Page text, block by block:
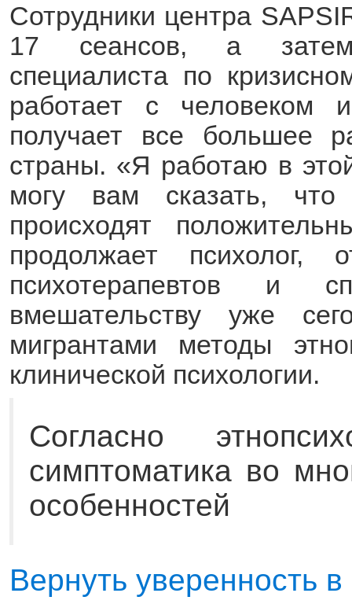
Сотрудники центра
17 сеансов, а затем
специалиста по
работает с человеком
получает все большее
страны. «Я работаю в
могу вам сказать,
происходят
продолжает психолог,
психотерапевтов и
вмешательству уже
мигрантами методы
клинической психологии.
Согласно
симптоматика во
особенностей
Вернуть уверенность